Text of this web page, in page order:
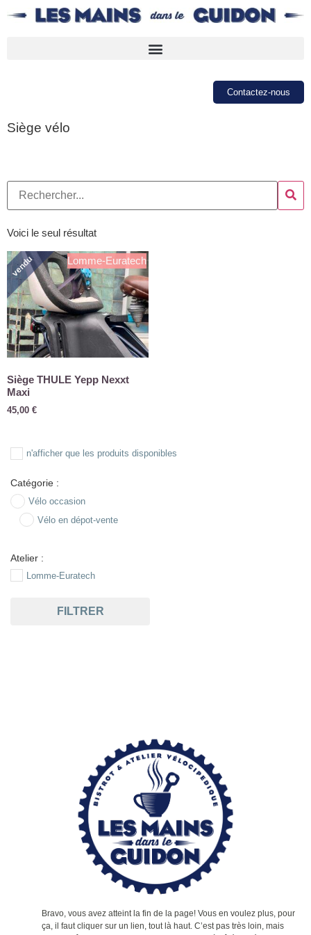
Contactez-nous
Siège vélo
Voici le seul résultat
Lomme-Euratech
vendu
Siège THULE Yepp Nexxt
Maxi
45,00 €
n'afficher que les produits disponibles
Catégorie :
Vélo occasion
Vélo en dépot-vente
Atelier :
Lomme-Euratech
FILTRER
Bravo, vous avez atteint la fin de la page! Vous en voulez plus, pour
ça, il faut cliquer sur un lien, tout là haut. C’est pas très loin, mais